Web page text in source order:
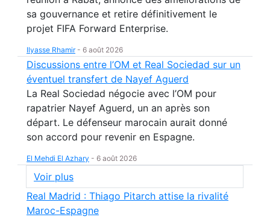
sa gouvernance et retire définitivement le
projet FIFA Forward Enterprise.
Ilyasse Rhamir- 6 août 2026
Discussions entre l’OM et Real Sociedad sur un
éventuel transfert de Nayef Aguerd
La Real Sociedad négocie avec l’OM pour
rapatrier Nayef Aguerd, un an après son
départ. Le défenseur marocain aurait donné
son accord pour revenir en Espagne.
El Mehdi El Azhary - 6 août 2026
Voir plus
Real Madrid : Thiago Pitarch attise la rivalité
Maroc-Espagne